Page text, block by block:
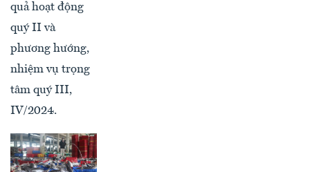
quả hoạt động
quý II và
phương hướng,
nhiệm vụ trọng
tâm quý III,
IV/2024.